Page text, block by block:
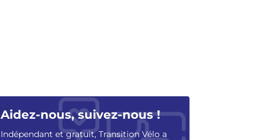
Aidez-nous, suivez-nous !
Indépendant et gratuit, Transition Vélo a